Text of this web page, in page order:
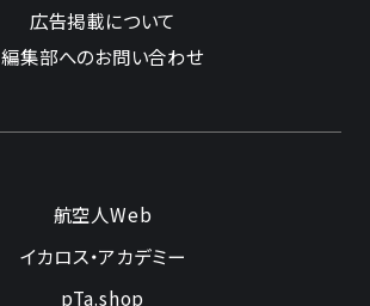
広告掲載について
編集部へのお問い合わせ
航空人Web
イカロス・アカデミー
pTa.shop